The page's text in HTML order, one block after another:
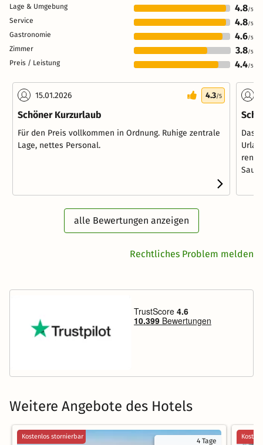
Lage & Umgebung 4.8/5
Service 4.8/5
Gastronomie 4.6/5
Zimmer 3.8/5
Preis / Leistung 4.4/5
15.01.2026 4.3/5
Schöner Kurzurlaub
Für den Preis vollkommen in Ordnung. Ruhige zentrale
Lage, nettes Personal.
Das
alle Bewertungen anzeigen
Rechtliches Problem melden
Weitere Angebote des Hotels
4 Tage
Kostenlos stornierbar